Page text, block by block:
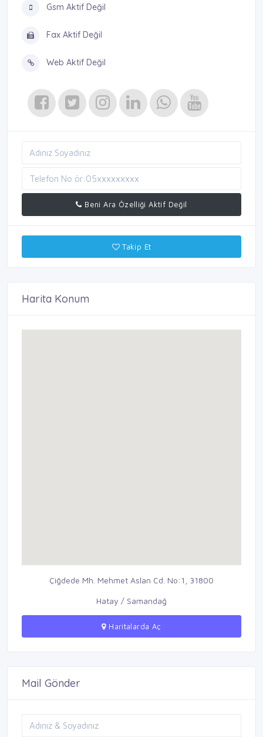
Gsm Aktif Değil
Fax Aktif Değil
Web Aktif Değil
Beni Ara Özelliği Aktif Değil
Takip Et
Harita Konum
Çiğdede Mh. Mehmet Aslan Cd. No:1, 31800
Hatay / Samandağ
Haritalarda Aç
Mail Gönder